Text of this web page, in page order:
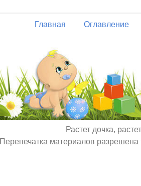
Главная Оглавление
Растет дочка,
Перепечатка материалов разрешена